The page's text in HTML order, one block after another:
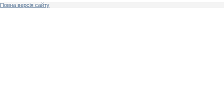
Повна версія сайту